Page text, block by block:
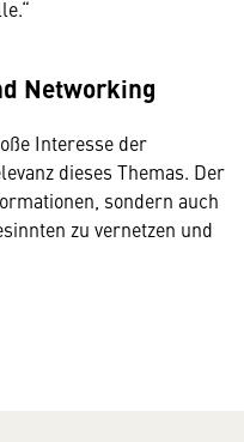
Networking
Interesse der
dieses Themas. Der
sondern auch
zu vernetzen und